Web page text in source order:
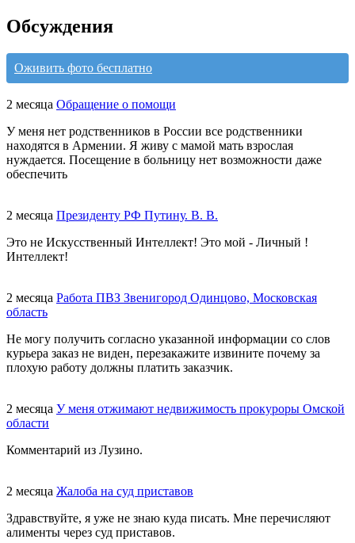
Обсуждения
Оживить фото бесплатно
2 месяца Обращение о помощи
У меня нет родственников в России все родственники
находятся в Армении. Я живу с мамой мать взрослая
нуждается. Посещение в больницу нет возможности даже
обеспечить
2 месяца Президенту РФ Путину. В. В.
Это не Искусственный Интеллект! Это мой - Личный !
Интеллект!
2 месяца Работа ПВЗ Звенигород Одинцово, Московская
область
Не могу получить согласно указанной информации со слов
курьера заказ не виден, перезакажите извините почему за
плохую работу должны платить заказчик.
2 месяца У меня отжимают недвижимость прокуроры Омской
области
Комментарий из Лузино.
2 месяца Жалоба на суд приставов
Здравствуйте, я уже не знаю куда писать. Мне перечисляют
алименты через суд приставов.